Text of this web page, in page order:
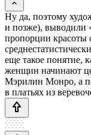
Ну да, поэтому
и позже), выводили
пропорции красоты
еще такое понятие,
женщин начинают
Мэрилин Монро, а
в платьях из